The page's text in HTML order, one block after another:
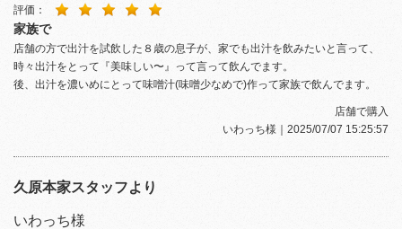
評価：
家族で
店舗の方で出汁を試飲した８歳の息子が、家でも出汁を飲みたいと言って、
時々出汁をとって『美味しい〜』って言って飲んでます。
後、出汁を濃いめにとって味噌汁(味噌少なめで)作って家族で飲んでます。
店舗で購入
いわっち様 ｜2025/07/07 15:25:57
久原本家スタッフより
いわっち様